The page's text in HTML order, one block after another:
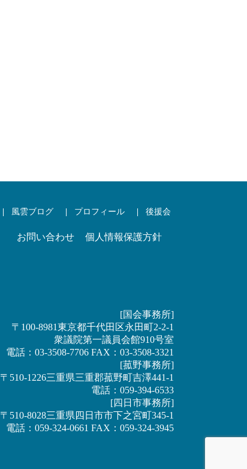
風雲ブログ プロフィール 後援会
お問い合わせ 個人情報保護方針
[国会事務所]
〒100-8981東京都千代田区永田町2-2-1
衆議院第一議員会館910号室
電話：03-3508-7706 FAX：03-3508-3321
[菰野事務所]
〒510-1226三重県三重郡菰野町吉澤441-1
電話：059-394-6533
[四日市事務所]
〒510-8028三重県四日市市下之宮町345-1
電話：059-324-0661 FAX：059-324-3945